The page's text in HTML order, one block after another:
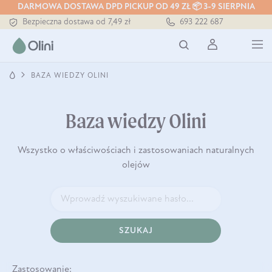
DARMOWA DOSTAWA DPD PICKUP OD 49 ZŁ 📦 3-9 SIERPNIA
Bezpieczna dostawa od 7,49 zł
Darmowa dostawa od 199 zł
693 222 687
BAZA WIEDZY OLINI
Baza wiedzy Olini
Wszystko o właściwościach i zastosowaniach naturalnych
olejów
SZUKAJ
Zastosowanie: